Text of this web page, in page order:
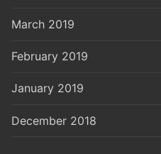
March 2019
February 2019
January 2019
December 2018